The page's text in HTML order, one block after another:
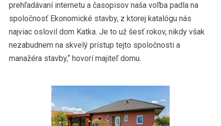
prehľadávaní internetu a časopisov naša voľba padla na
spoločnosť Ekonomické stavby, z ktorej katalógu nás
najviac oslovil dom Katka. Je to už šesť rokov, nikdy však
nezabudnem na skvelý prístup tejto spoločnosti a
manažéra stavby,“ hovorí majiteľ domu.